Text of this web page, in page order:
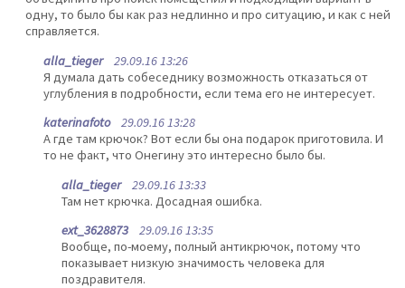
одну, то было бы как раз недлинно и про ситуацию, и как с ней
справляется.
alla_tieger29.09.16 13:26
Я думала дать собеседнику возможность отказаться от
углубления в подробности, если тема его не интересует.
katerinafoto29.09.16 13:28
А где там крючок? Вот если бы она подарок приготовила. И
то не факт, что Онегину это интересно было бы.
alla_tieger29.09.16 13:33
Там нет крючка. Досадная ошибка.
ext_3628873 29.09.16 13:35
Вообще, по-моему, полный антикрючок, потому что
показывает низкую значимость человека для
поздравителя.